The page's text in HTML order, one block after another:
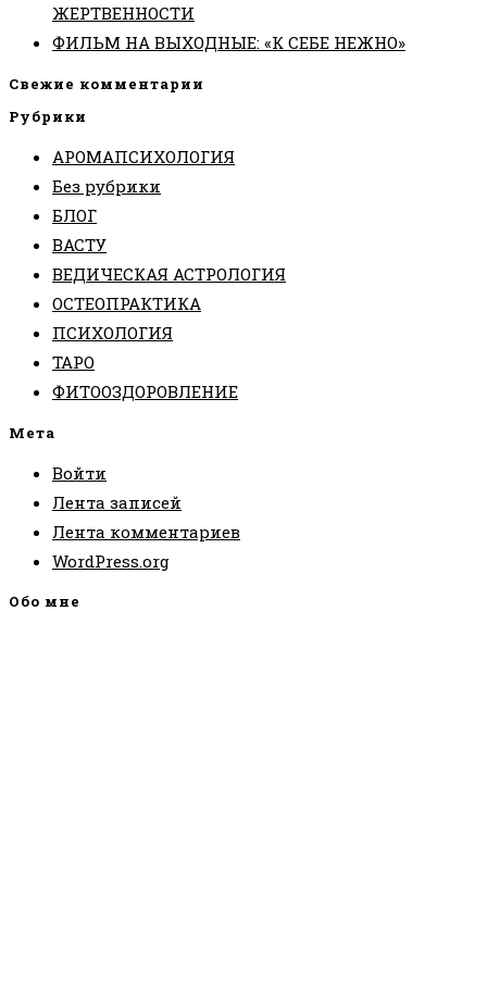
ЖЕРТВЕННОСТИ
ФИЛЬМ НА ВЫХОДНЫЕ: «К СЕБЕ НЕЖНО»
Свежие комментарии
Рубрики
АРОМАПСИХОЛОГИЯ
Без рубрики
БЛОГ
ВАСТУ
ВЕДИЧЕСКАЯ АСТРОЛОГИЯ
ОСТЕОПРАКТИКА
ПСИХОЛОГИЯ
ТАРО
ФИТООЗДОРОВЛЕНИЕ
Мета
Войти
Лента записей
Лента комментариев
WordPress.org
Обо мне